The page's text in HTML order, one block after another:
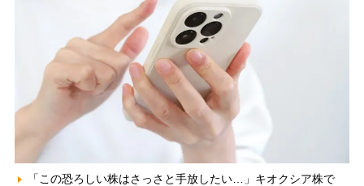
「この恐ろしい株はさっさと手放したい…」キオクシア株で